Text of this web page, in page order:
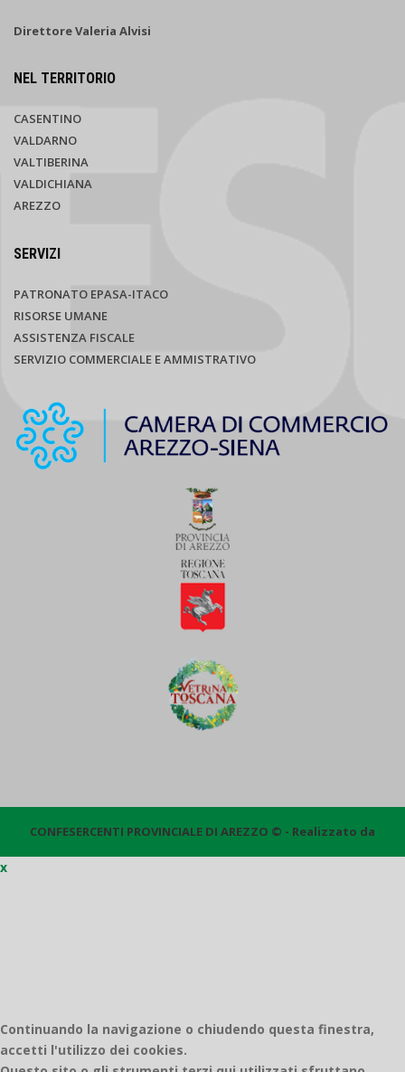
Direttore Valeria Alvisi
NEL TERRITORIO
CASENTINO
VALDARNO
VALTIBERINA
VALDICHIANA
AREZZO
SERVIZI
PATRONATO EPASA-ITACO
RISORSE UMANE
ASSISTENZA FISCALE
SERVIZIO COMMERCIALE E AMMISTRATIVO
CONFESERCENTI PROVINCIALE DI AREZZO © - Realizzato da
x
Continuando la navigazione o chiudendo questa finestra,
accetti l'utilizzo dei cookies.